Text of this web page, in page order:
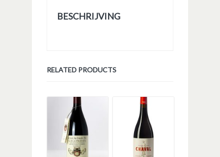
BESCHRIJVING
RELATED PRODUCTS